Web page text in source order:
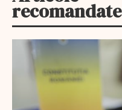
recomandate